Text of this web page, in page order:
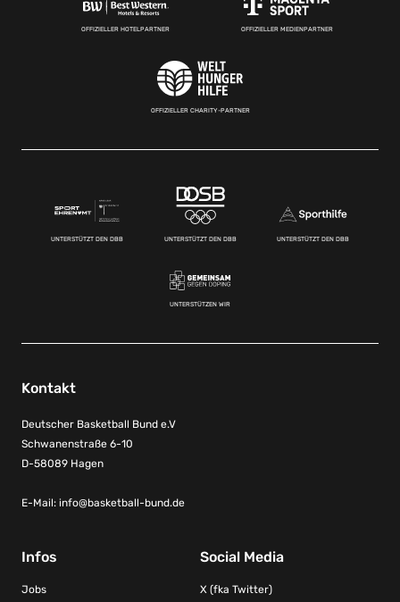
OFFIZIELLER HOTELPARTNER OFFIZIELLER MEDIENPARTNER
OFFIZIELLER CHARITY-PARTNER
UNTERSTÜTZT DEN DBB UNTERSTÜTZT DEN DBB UNTERSTÜTZT DEN DBB
UNTERSTÜTZEN WIR
Kontakt
Deutscher Basketball Bund e.V
Schwanenstraße 6-10
D-58089 Hagen
E-Mail: info@basketball-bund.de
Infos
Jobs
Social Media
X (fka Twitter)